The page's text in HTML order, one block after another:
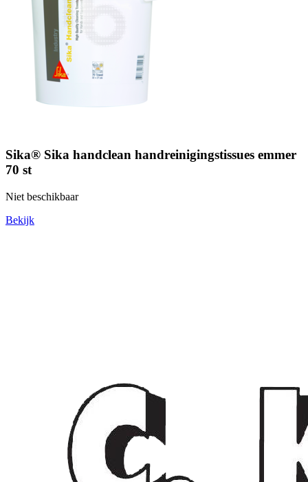
Sika® Sika handclean handreinigingstissues emmer
70 st
Niet beschikbaar
Bekijk